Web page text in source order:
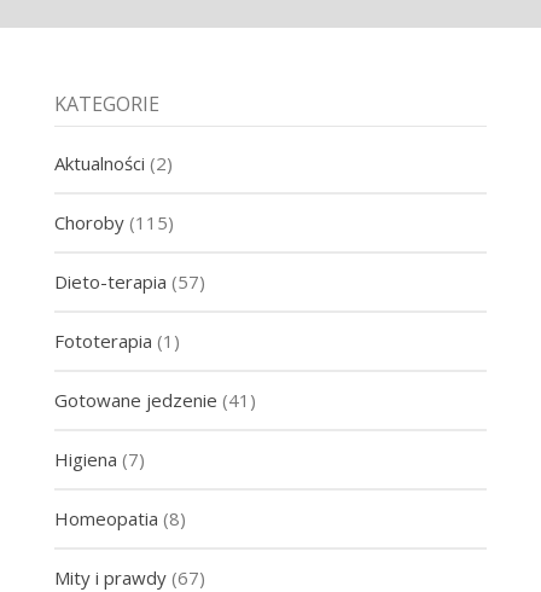
KATEGORIE
Aktualności (2)
Choroby(115)
Dieto-terapia (57)
Fototerapia (1)
Gotowane jedzenie (41)
Higiena (7)
Homeopatia (8)
Mity i prawdy(67)